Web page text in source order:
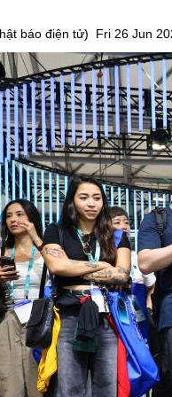
báo điện tử) Fri 26 Jun